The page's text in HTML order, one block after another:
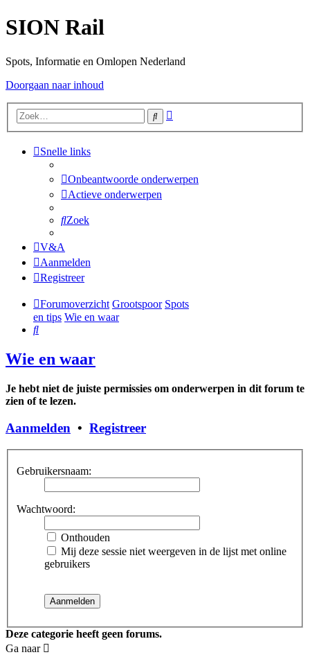
SION Rail
Spots, Informatie en Omlopen Nederland
Doorgaan naar inhoud
Zoek
Snelle links
Onbeantwoorde onderwerpen
Actieve onderwerpen
Zoek
V&A
Aanmelden
Registreer
Forumoverzicht Grootspoor Spots
en tips Wie en waar
Zoek
Wie en waar
Je hebt niet de juiste permissies om onderwerpen in dit forum te
zien of te lezen.
Aanmelden • Registreer
Gebruikersnaam:
Wachtwoord:
Onthouden
Mij deze sessie niet weergeven in de lijst met online
gebruikers
Deze categorie heeft geen forums.
Ga naar